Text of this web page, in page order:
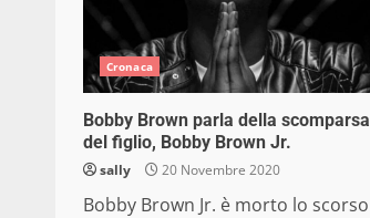
Cronaca
Bobby Brown parla della scomparsa
del figlio, Bobby Brown Jr.
sally 20 Novembre 2020
Bobby Brown Jr. è morto lo scorso